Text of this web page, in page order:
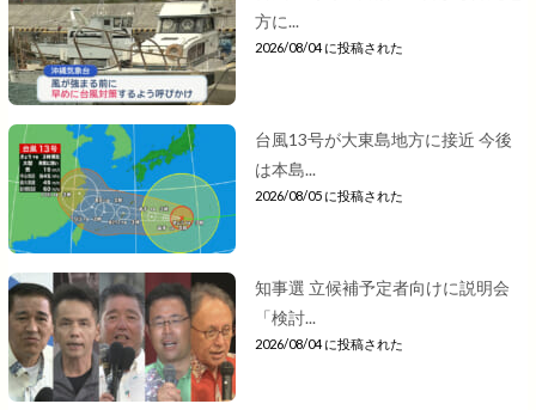
方に...
2026/08/04 に投稿された
台風13号が大東島地方に接近 今後
は本島...
2026/08/05 に投稿された
知事選 立候補予定者向けに説明会
「検討...
2026/08/04 に投稿された